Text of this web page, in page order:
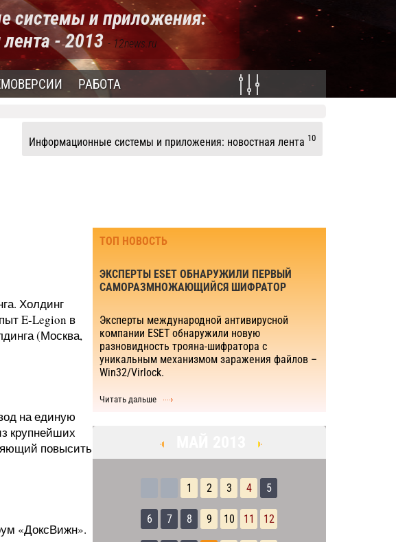
системы и приложения:
- 2013 - 12news.ru
РАБОТА
Информационные системы и приложения: новостная лента 10
Холдинг
E-Legion в
(Москва,
на единую
крупнейших
повысить
«ДоксВижн».
ТОП НОВОСТЬ
ЭКСПЕРТЫ ESET ОБНАРУЖИЛИ ПЕРВЫЙ
САМОРАЗМНОЖАЮЩИЙСЯ ШИФРАТОР
Эксперты международной антивирусной
компании ESET обнаружили новую
разновидность трояна-шифратора с
уникальным механизмом заражения файлов –
Win32/Virlock.
Читать дальше
МАЙ 2013
1 2 3 4 5
6 7 8 9 10 11 12